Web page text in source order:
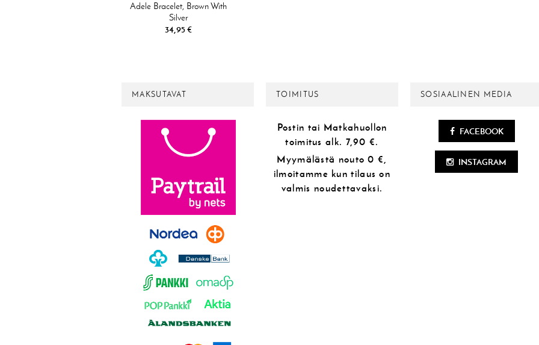
Adele Bracelet, Brown With
Silver
34,95 €
MAKSUTAVAT TOIMITUS
Postin tai Matkahuollon
toimitus alk. 7,90 €.
Myymälästä nouto 0 €,
ilmoitamme kun tilaus on
valmis noudettavaksi.
SOSIAALINEN MEDIA
FACEBOOK
INSTAGRAM